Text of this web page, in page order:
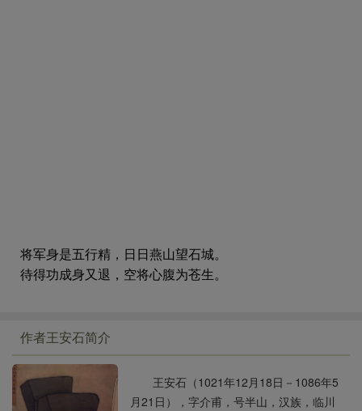
将军身是五行精，日日燕山望石城。
待得功成身又退，空将心腹为苍生。
作者王安石简介
王安石（1021年12月18日－1086年5
月21日），字介甫，号半山，汉族，临川